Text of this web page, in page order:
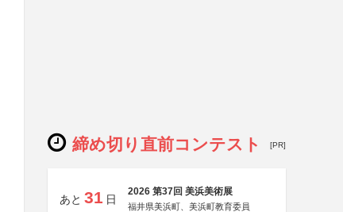
締め切り直前コンテスト [PR]
あと 31 日
2026 第37回 美浜美術展
福井県美浜町、美浜町教育委員